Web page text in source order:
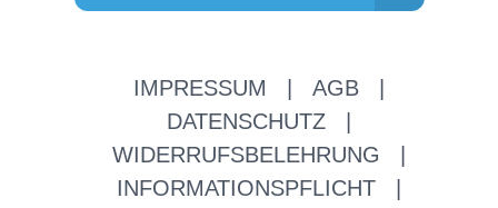
IMPRESSUM AGB
DATENSCHUTZ
WIDERRUFSBELEHRUNG
INFORMATIONSPFLICHT